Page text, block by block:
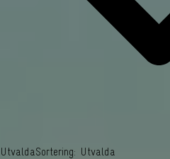
Utvalda Sortering: Utvalda